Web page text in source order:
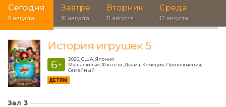
Сегодня
9 августа
Завтра
10 августа
Вторник
11 августа
Среда
12 августа
История игрушек 5
6 +
2026, США, Япония
Мультфильм, Фэнтези, Драма, Комедия, Приключения,
Семейный
ДЕТЯМ
Зал 3